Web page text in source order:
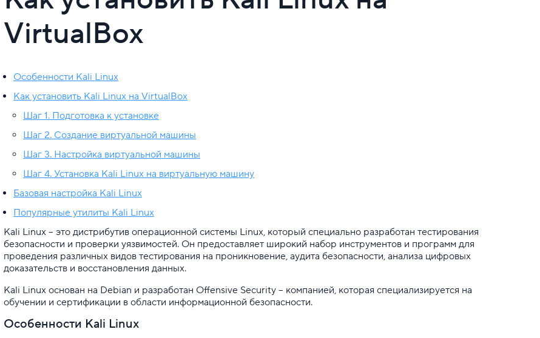
VirtualBox
Особенности Kali Linux
Как установить Kali Linux на VirtualBox
Шаг 1. Подготовка к установке
Шаг 2. Создание виртуальной машины
Шаг 3. Настройка виртуальной машины
Шаг 4. Установка Kali Linux на виртуальную машину
Базовая настройка Kali Linux
Популярные утилиты Kali Linux
Kali Linux – это дистрибутив операционной системы Linux, который специально разработан тестирования
безопасности и проверки уязвимостей. Он предоставляет широкий набор инструментов и программ для
проведения различных видов тестирования на проникновение, аудита безопасности, анализа цифровых
доказательств и восстановления данных.
Kali Linux основан на Debian и разработан Offensive Security – компанией, которая специализируется на
обучении и сертификации в области информационной безопасности.
Особенности Kali Linux